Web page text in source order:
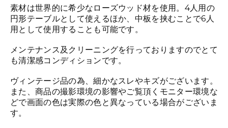
素材は世界的に希少なローズウッド材を使用。4人用の
円形テーブルとして使えるほか、中板を挟むことで6人
用として使用することも可能です。
メンテナンス及クリーニングを行っておりますのでとて
も清潔感コンディションです。
ヴィンテージ品の為、細かなスレやキズがございます。
また、商品の撮影環境の影響やご覧頂くモニター環境な
どで画面の色は実際の色と異なっている場合がございま
す。